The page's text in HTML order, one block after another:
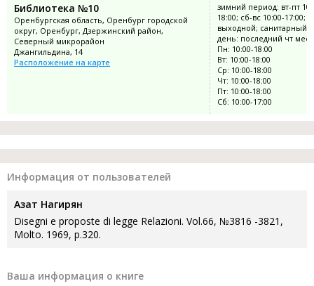
Библиотека №10
Оренбургская область, Оренбург городской
округ, Оренбург, Дзержинский район,
Северный микрорайон
Джангильдина, 14
Расположение на карте
зимний период: вт-пт
18:00; сб-вс 10:00-17:00;
выходной; санитарный
день: последний чт
Пн: 10:00-18:00
Вт: 10:00-18:00
Ср: 10:00-18:00
Чт: 10:00-18:00
Пт: 10:00-18:00
Сб: 10:00-17:00
Информация от пользователей
Азат Нагирян
Disegni e proposte di legge Relazioni. Vol.66, №3816 -3821,
Molto. 1969, p.320.
Ваша информация о книге